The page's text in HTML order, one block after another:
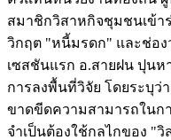
สมาชิกวิสาหกิจชุมชนเข้า
วิกฤต "หนี้มรดก" และช่อง
เซสชันแรก อ.สายฝน ปุนห
การลงพื้นที่วิจัย โดยระบุว่
ขาดขีดความสามารถในกา
จำเป็นต้องใช้กลไกของ "